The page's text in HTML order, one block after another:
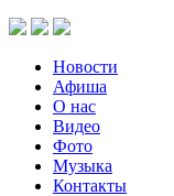
Новости
Афиша
О нас
Видео
Фото
Музыка
Контакты